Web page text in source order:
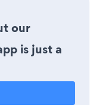
our
is just a